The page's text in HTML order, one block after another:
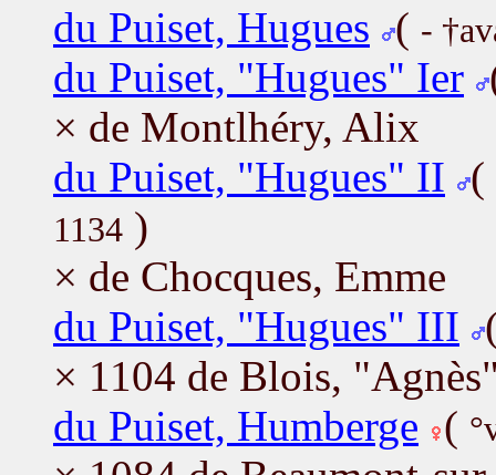
du Puiset, Hugues ( -
du Puiset, "Hugues" Ier
× de Montlhéry, Alix
du Puiset, "Hugues" II (
1134 )
× de Chocques, Emme
du Puiset, "Hugues" III
× 1104 de Blois,
du Puiset, Humberge (